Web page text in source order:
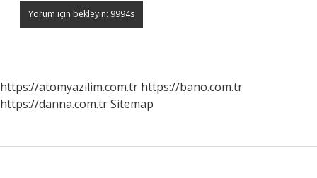
https://atomyazilim.com.tr https://bano.com.tr
https://danna.com.trSitemap